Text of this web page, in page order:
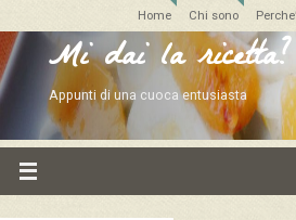
Home Chi sono
Mi dai la ricetta?
Appunti di una cuoca entusiasta